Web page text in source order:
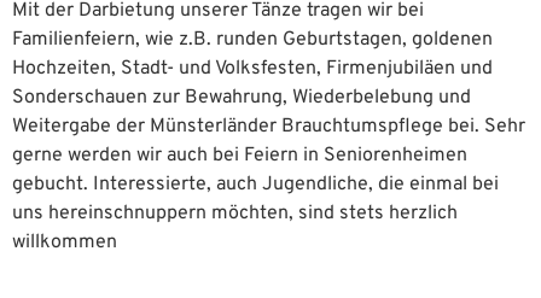
Mit der Darbietung unserer Tänze tragen wir bei
Familienfeiern, wie z.B. runden Geburtstagen, goldenen
Hochzeiten, Stadt- und Volksfesten, Firmenjubiläen und
Sonderschauen zur Bewahrung, Wiederbelebung und
Weitergabe der Münsterländer Brauchtumspflege bei. Sehr
gerne werden wir auch bei Feiern in Seniorenheimen
gebucht. Interessierte, auch Jugendliche, die einmal bei
uns hereinschnuppern möchten, sind stets herzlich
willkommen